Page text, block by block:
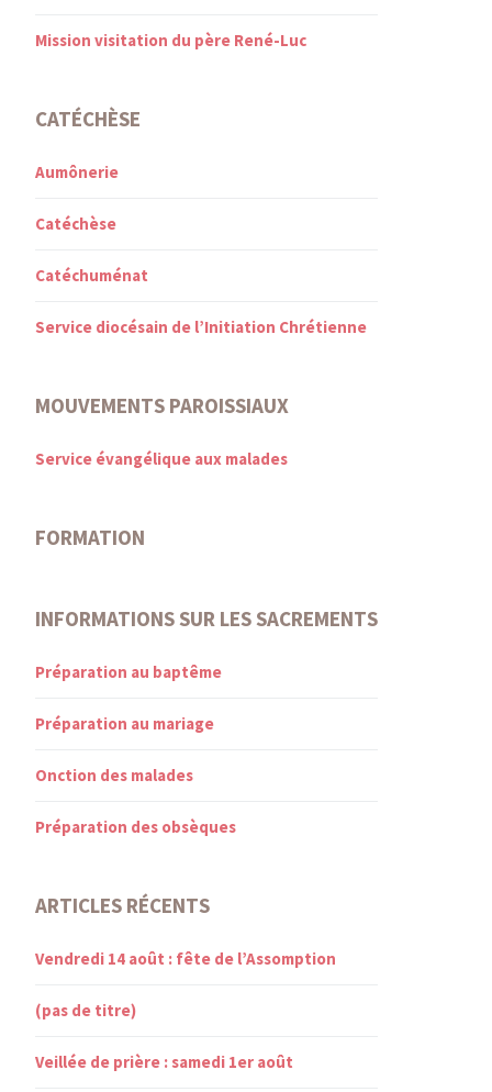
Mission visitation du père René-Luc
CATÉCHÈSE
Aumônerie
Catéchèse
Catéchuménat
Service diocésain de l’Initiation Chrétienne
MOUVEMENTS PAROISSIAUX
Service évangélique aux malades
FORMATION
INFORMATIONS SUR LES SACREMENTS
Préparation au baptême
Préparation au mariage
Onction des malades
Préparation des obsèques
ARTICLES RÉCENTS
Vendredi 14 août : fête de l’Assomption
(pas de titre)
Veillée de prière : samedi 1er août